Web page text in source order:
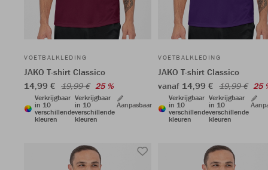
VOETBALKLEDING
JAKO T-shirt Classico
14,99 € 19,99 € 25 %
Verkrijgbaar
in 10
verschillende
kleuren
Verkrijgbaar
in 10
verschillende
kleuren
Aanpasbaar
VOETBALKLEDING
JAKO T-shirt Classico
vanaf 14,99 € 19,99 € 25
Verkrijgbaar
in 10
verschillende
kleuren
Verkrijgbaar
in 10
verschillende
kleuren